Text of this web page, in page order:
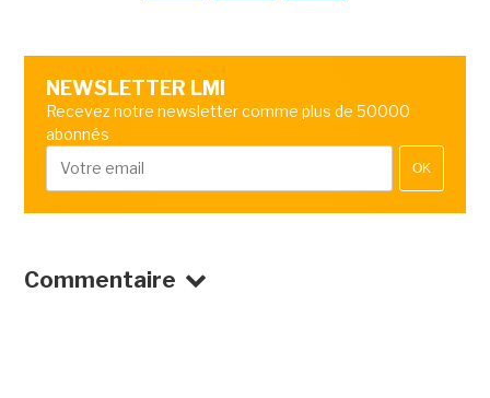
NEWSLETTER LMI
Recevez notre newsletter comme plus de 50000
abonnés
OK
Commentaire